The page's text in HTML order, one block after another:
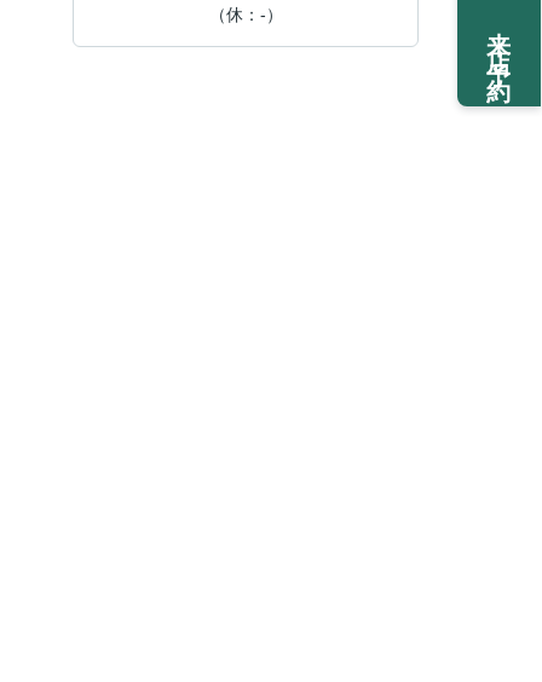
（休：-）
来店予約